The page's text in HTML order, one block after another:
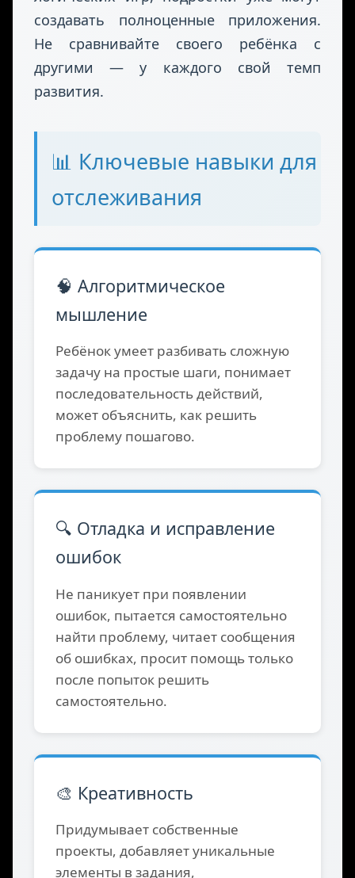
Важно понимать, что в разном возрасте
дети осваивают программирование по-
разному. Малыши начинают с простых
логических игр, подростки уже могут
создавать полноценные приложения.
Не сравнивайте своего ребёнка с
другими — у каждого свой темп
развития.
отслеживания
🧠 Алгоритмическое
мышление
может объяснить, как решить
проблему пошагово.
🔍 Отладка и исправление
ошибок
Не паникует при появлении
после попыток решить
самостоятельно.